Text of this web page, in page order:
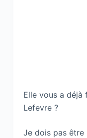
Elle vous a déjà
Lefevre ?
Je dois pas être